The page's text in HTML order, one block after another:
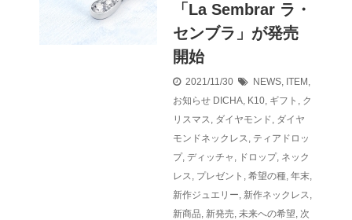
「La Sembrar ラ・
センブラ」が発売
開始
2021/11/30 NEWS, ITEM,
お知らせ DICHA, K10, ギフト , ク
リスマス, ダイヤモンド, ダイヤ
モンドネックレス, ティアドロッ
プ, ディッチャ , ドロップ, ネック
レス, プレゼント , 希望の種, 年末,
新作ジュエリー, 新作ネックレス,
新商品, 新発売, 未来への希望, 次